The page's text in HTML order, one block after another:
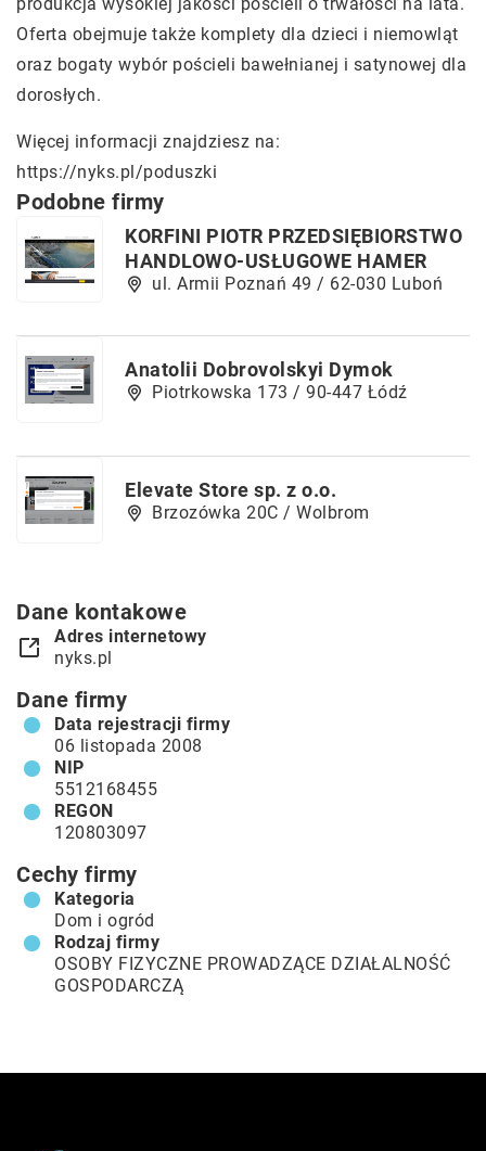
Oferta obejmuje także komplety dla dzieci i niemowląt
oraz bogaty wybór pościeli bawełnianej i satynowej dla
dorosłych.
Więcej informacji znajdziesz na:
https://nyks.pl/poduszki
Podobne firmy
KORFINI PIOTR PRZEDSIĘBIORSTWO
HANDLOWO-USŁUGOWE HAMER
ul. Armii Poznań 49 / 62-030 Luboń
Anatolii Dobrovolskyi Dymok
Piotrkowska 173 / 90-447 Łódź
Elevate Store sp. z o.o.
Brzozówka 20C / Wolbrom
Dane kontakowe
Adres internetowy
nyks.pl
Dane firmy
Data rejestracji firmy
06 listopada 2008
NIP
5512168455
REGON
120803097
Cechy firmy
Kategoria
Dom i ogród
Rodzaj firmy
OSOBY FIZYCZNE PROWADZĄCE DZIAŁALNOŚĆ
GOSPODARCZĄ